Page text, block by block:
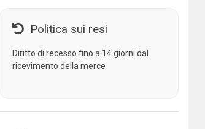
Politica sui resi
Diritto di recesso fino a 14 giorni dal
ricevimento della merce